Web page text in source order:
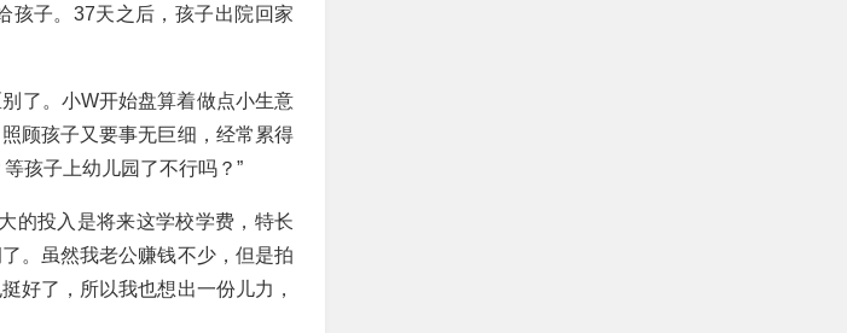
孩子。37天之后，孩子出院回家
了。小W开始盘算着做点小生意
顾孩子又要事无巨细，经常累得
孩子上幼儿园了不行吗？”
的投入是将来这学校学费，特长
。虽然我老公赚钱不少，但是拍
好了，所以我也想出一份儿力，